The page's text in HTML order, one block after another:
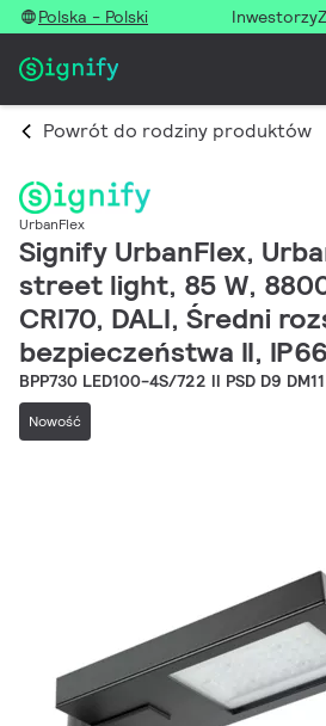
Polska - Polski Inwestorzy
Powrót do rodziny produktów
UrbanFlex
Signify UrbanFlex,
street light, 85 W,
CRI70, DALI, Średni
bezpieczeństwa II,
BPP730 LED100-4S/722 II PSD D9
Nowość